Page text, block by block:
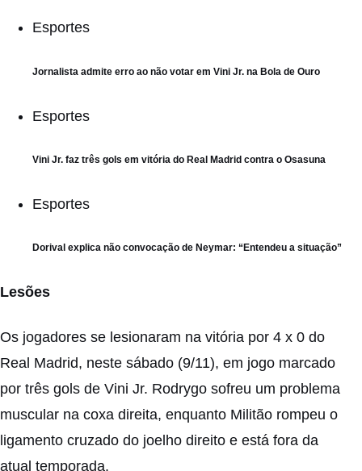
Esportes
Jornalista admite erro ao não votar em Vini Jr. na Bola de Ouro
Esportes
Vini Jr. faz três gols em vitória do Real Madrid contra o Osasuna
Esportes
Dorival explica não convocação de Neymar: “Entendeu a situação”
Lesões
Os jogadores se lesionaram na vitória por 4 x 0 do
Real Madrid, neste sábado (9/11), em jogo marcado
por três gols de Vini Jr. Rodrygo sofreu um problema
muscular na coxa direita, enquanto Militão rompeu o
ligamento cruzado do joelho direito e está fora da
atual temporada.